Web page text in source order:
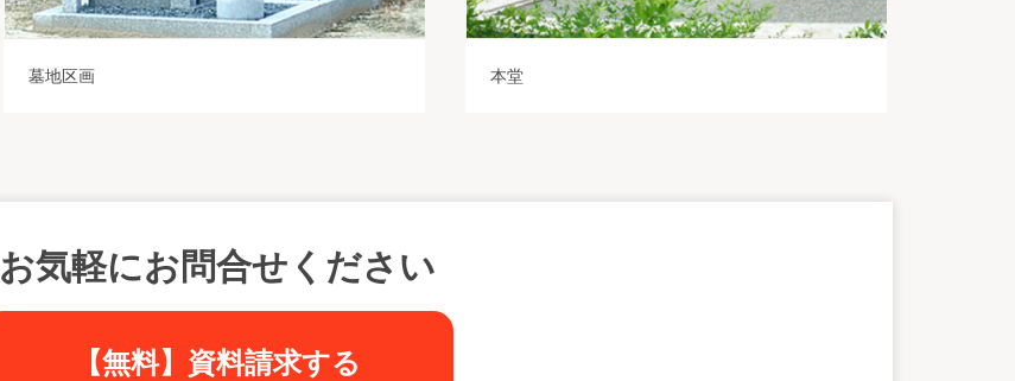
墓地区画 本堂
お気軽にお問合せください
【無料】資料請求する